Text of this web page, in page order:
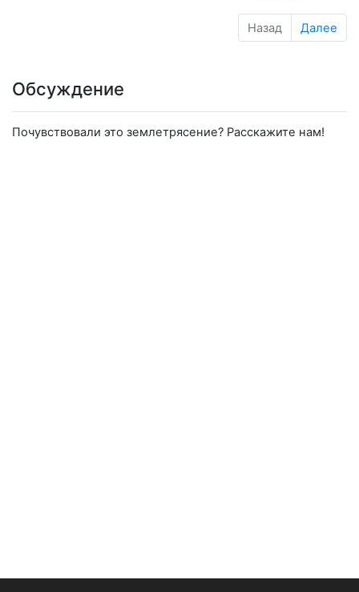
Назад Далее
Обсуждение
Почувствовали это землетрясение? Расскажите нам!